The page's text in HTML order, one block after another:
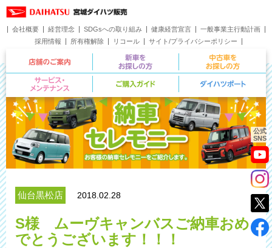
公式
SNS
会社概要 経営理念 SDGsへの取り組み 健康経営宣言
一般事業主行動計画
採用情報
所有権解除 リコール
サイト/プライバシーポリシー
お問い合わせ
店舗のご案内 新車をお探しの方
サービス・メンテナンス ご購入ガイド
仙台黒松店 2018.02.28
S様 ムーヴキャンバスご納車おめ
でとうございます！！！